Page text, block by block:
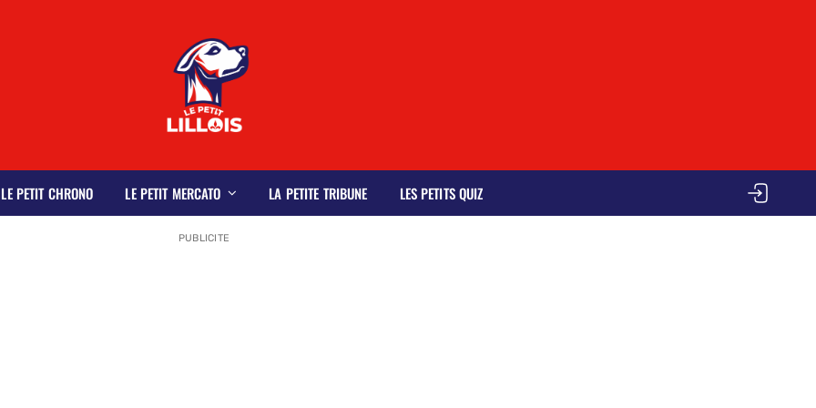
LE PETIT CHRONO LE PETIT MERCATO LA PETITE TRIBUNE LES PETITS QUIZ
PUBLICITE